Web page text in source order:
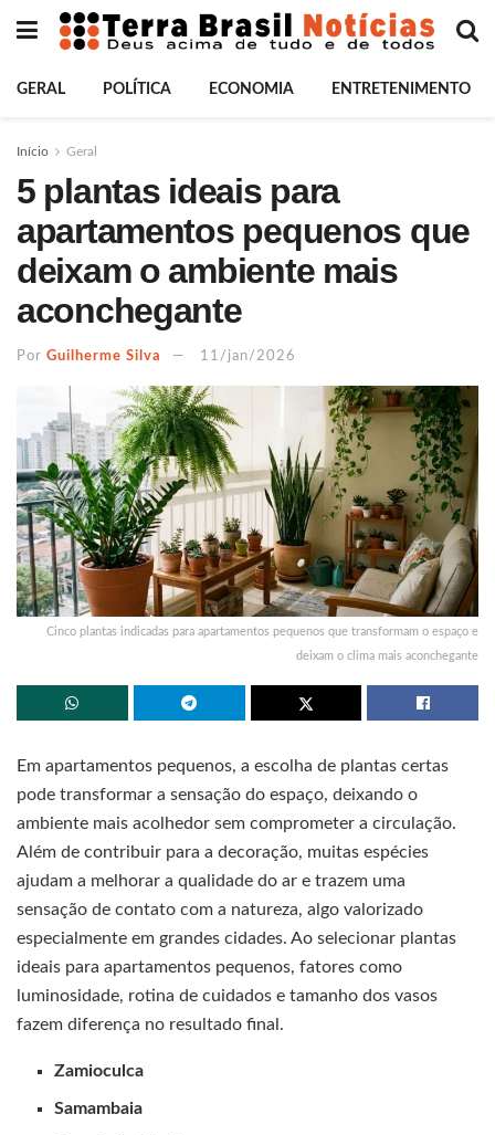
GERAL POLÍTICA ECONOMIA ENTRETENIMENTO
Início Geral
5 plantas ideais para
apartamentos pequenos que
deixam o ambiente mais
aconchegante
Por Guilherme Silva 11/jan/2026
Cinco plantas indicadas para apartamentos pequenos que transformam o espaço e
deixam o clima mais aconchegante
Em apartamentos pequenos, a escolha de plantas certas
pode transformar a sensação do espaço, deixando o
ambiente mais acolhedor sem comprometer a circulação.
Além de contribuir para a decoração, muitas espécies
ajudam a melhorar a qualidade do ar e trazem uma
sensação de contato com a natureza, algo valorizado
especialmente em grandes cidades. Ao selecionar plantas
ideais para apartamentos pequenos, fatores como
luminosidade, rotina de cuidados e tamanho dos vasos
fazem diferença no resultado final.
Zamioculca
Samambaia